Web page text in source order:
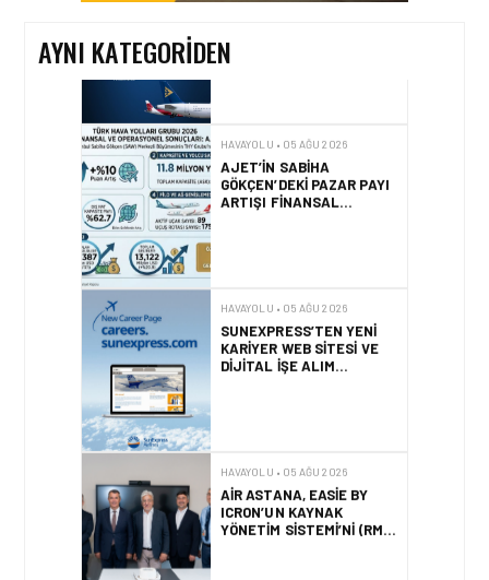
AYNI KATEGORIDEN
ARTIŞI FINANSAL
SONUÇLARI NASIL
ETKILEDI?
DIJITAL İŞE ALIM
PLATFORMU!
YÖNETIM SISTEMI’NI (RMS)
CANLIYA ALDI